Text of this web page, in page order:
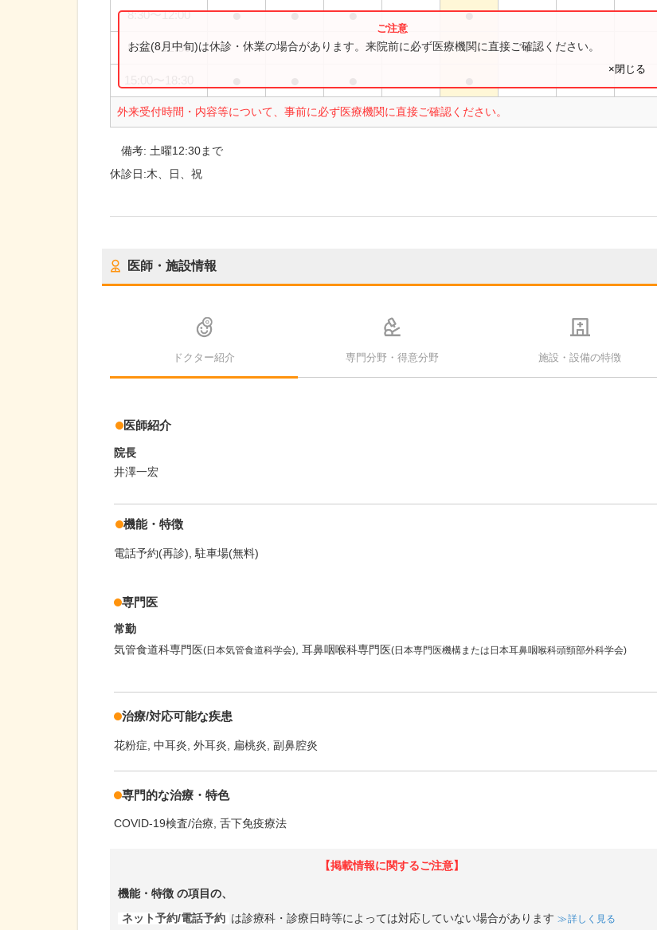
8:30〜12:00 ● ● ● ●
8:30〜12:30 ●
外来受付時間・内容等について、事前に必ず医療機関に直接ご確認ください。
お盆(8月中旬)は休診・休業の場合があります。来院前に必ず医療機関に直接ご確認ください。
×閉じる
備考: 土曜12:30まで
休診日:木、日、祝
医師・施設情報
ドクター紹介 専門分野・得意分野 施設・設備の特徴
医師紹介
院長
井澤一宏
機能・特徴
電話予約(再診) 駐車場(無料)
専門医
常勤
気管食道科専門医(日本気管食道科学会) 耳鼻咽喉科専門医(日本専門医機構または日本耳鼻咽喉科頭頸部外科学会)
治療/対応可能な疾患
花粉症 中耳炎 外耳炎 扁桃炎 副鼻腔炎
専門的な治療・特色
COVID-19検査/治療 舌下免疫療法
【掲載情報に関するご注意】
機能・特徴 の項目の、
ネット予約/電話予約 は診療科・診療日時等によっては対応していない場合があります 詳しく見る